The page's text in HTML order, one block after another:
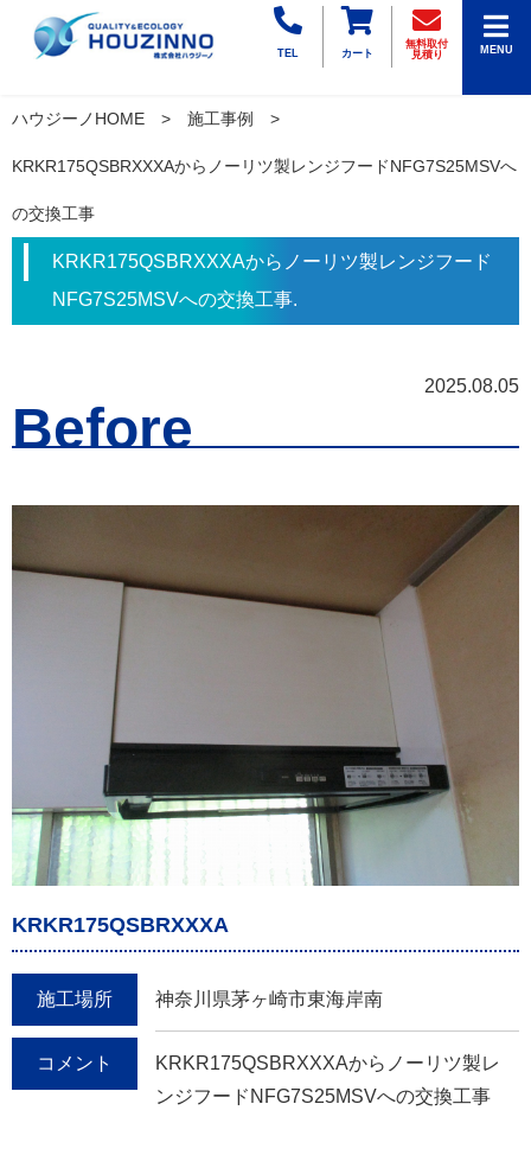
TEL カート
無料取付
見積り
MENU
ハウジーノHOME 施工事例
KRKR175QSBRXXXAからノーリツ製レンジフードNFG7S25MSVへ
の交換工事
KRKR175QSBRXXXAからノーリツ製レンジフード
NFG7S25MSVへの交換工事.
2025.08.05
Before
KRKR175QSBRXXXA
施工場所 神奈川県茅ヶ崎市東海岸南
コメント
KRKR175QSBRXXXAからノーリツ製レ
ンジフードNFG7S25MSVへの交換工事